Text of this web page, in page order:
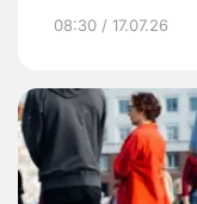
08:30 / 17.07.26